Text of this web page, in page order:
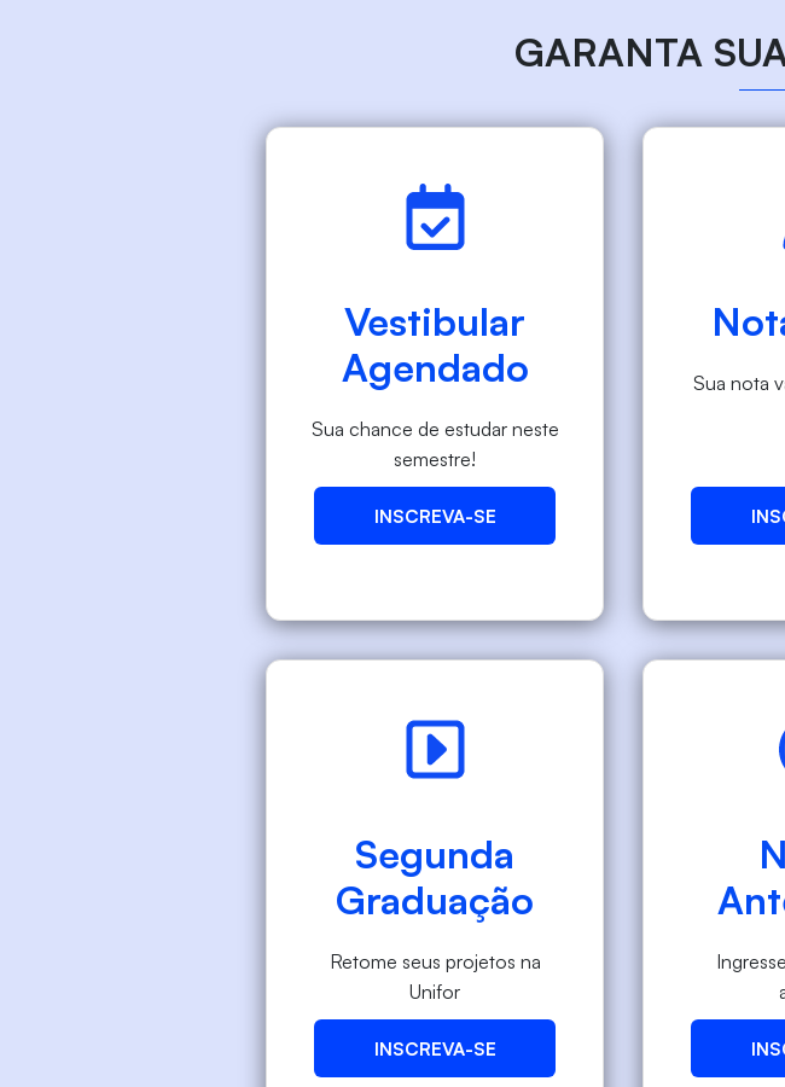
GARANTA
Vestibular
Agendado
Sua chance de estudar neste
semestre!
INSCREVA-SE
Sua nota
Segunda
Graduação
Retome seus projetos na
Unifor
INSCREVA-SE